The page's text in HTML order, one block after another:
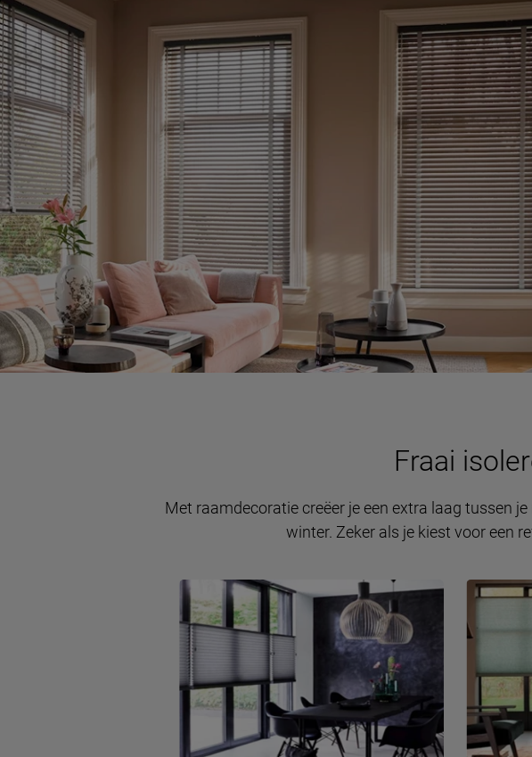
Fraai
Met raamdecoratie creëer je een extra laag tussen
winter. Zeker als je kiest voor een